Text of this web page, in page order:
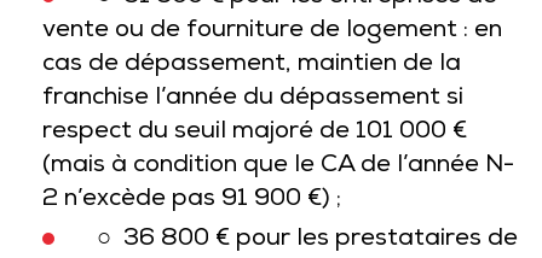
vente ou de fourniture de logement : en
cas de dépassement, maintien de la
franchise l’année du dépassement si
respect du seuil majoré de 101 000 €
(mais à condition que le CA de l’année N-
2 n’excède pas 91 900 €) ;
○ 36 800 € pour les prestataires de